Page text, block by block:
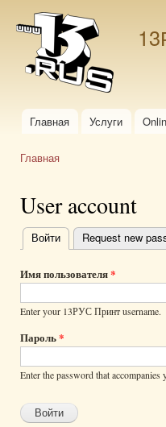
Главное меню
Главная Услуги
Главная
User account
Главные
вкладки
Войти (активная вкладка)
Request new
Имя пользователя*
Enter your 13РУС Принт username.
Пароль*
Enter the password that accompanies